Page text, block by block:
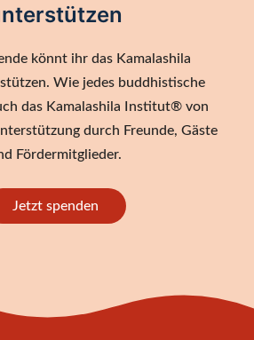
könnt ihr das Kamalashila
Wie jedes buddhistische
das Kamalashila Institut® von
durch Freunde, Gäste
Fördermitglieder.
Jetzt spenden